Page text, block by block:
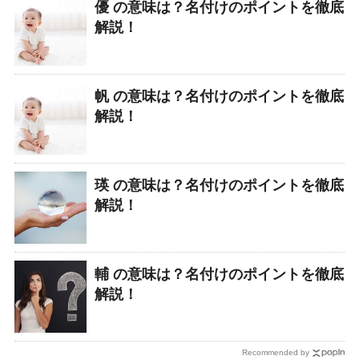
優 の意味は？名付けのポイントを徹底
解説！
帆 の意味は？名付けのポイントを徹底
解説！
瑛 の意味は？名付けのポイントを徹底
解説！
輔 の意味は？名付けのポイントを徹底
解説！
Recommended by